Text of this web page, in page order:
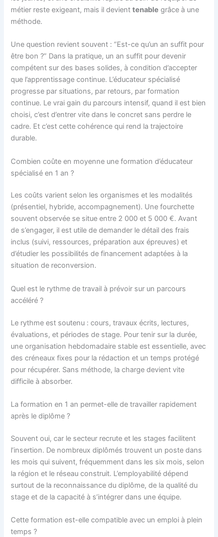
métier reste exigeant, mais il devienttenable grâce à une
méthode.
Une question revient souvent : “Est-ce qu’un an suffit pour
être bon ?” Dans la pratique, un an suffit pour devenir
compétent sur des bases solides, à condition d’accepter
que l’apprentissage continue. L’éducateur spécialisé
progresse par situations, par retours, par formation
continue. Le vrai gain du parcours intensif, quand il est bien
choisi, c’est d’entrer vite dans le concret sans perdre le
cadre. Et c’est cette cohérence qui rend la trajectoire
durable.
Combien coûte en moyenne une formation d’éducateur
spécialisé en 1 an ?
Les coûts varient selon les organismes et les modalités
(présentiel, hybride, accompagnement). Une fourchette
souvent observée se situe entre 2 000 et 5 000 €. Avant
de s’engager, il est utile de demander le détail des frais
inclus (suivi, ressources, préparation aux épreuves) et
d’étudier les possibilités de financement adaptées à la
situation de reconversion.
Quel est le rythme de travail à prévoir sur un parcours
accéléré ?
Le rythme est soutenu : cours, travaux écrits, lectures,
évaluations, et périodes de stage. Pour tenir sur la durée,
une organisation hebdomadaire stable est essentielle, avec
des créneaux fixes pour la rédaction et un temps protégé
pour récupérer. Sans méthode, la charge devient vite
difficile à absorber.
La formation en 1 an permet-elle de travailler rapidement
après le diplôme ?
Souvent oui, car le secteur recrute et les stages facilitent
l’insertion. De nombreux diplômés trouvent un poste dans
les mois qui suivent, fréquemment dans les six mois, selon
la région et le réseau construit. L’employabilité dépend
surtout de la reconnaissance du diplôme, de la qualité du
stage et de la capacité à s’intégrer dans une équipe.
Cette formation est-elle compatible avec un emploi à plein
temps ?